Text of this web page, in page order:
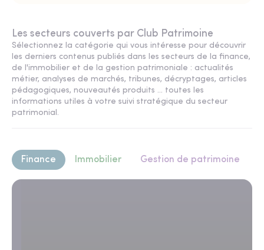
Les secteurs couverts par Club Patrimoine
Sélectionnez la catégorie qui vous intéresse pour découvrir
les derniers contenus publiés dans les secteurs de la finance,
de l'immobilier et de la gestion patrimoniale : actualités
métier, analyses de marchés, tribunes, décryptages, articles
pédagogiques, nouveautés produits ... toutes les
informations utiles à votre suivi stratégique du secteur
patrimonial.
Finance Immobilier Gestion de patrimoine